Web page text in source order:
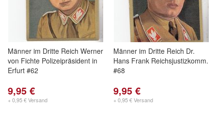
Männer im Dritte Reich Werner
von Fichte Polizeipräsident in
Erfurt #62
9,95 €
+ 0,95 € Versand
Männer im Dritte Reich Dr.
Hans Frank Reichsjustizkomm.
#68
9,95 €
+ 0,95 € Versand